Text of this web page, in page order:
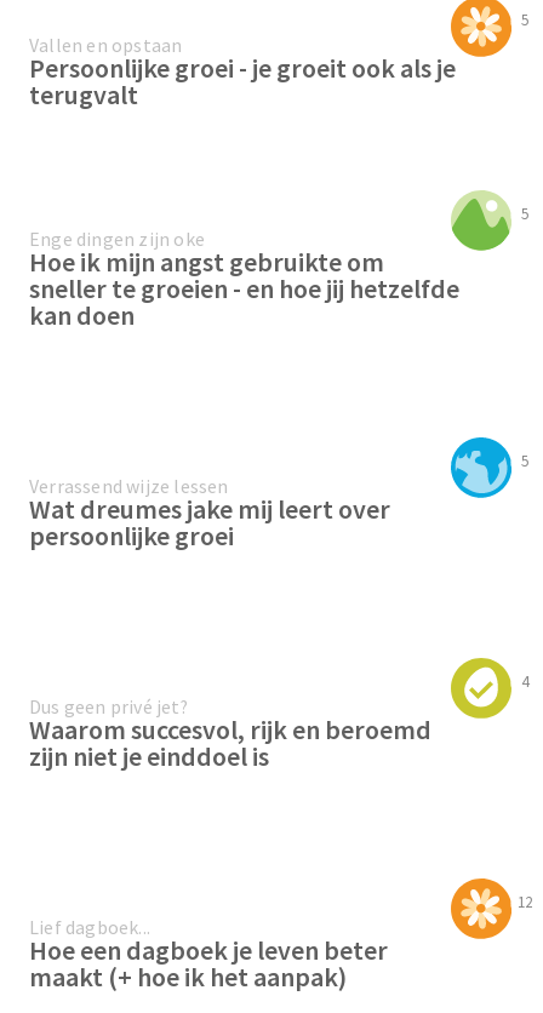
5
Vallen en opstaan
Persoonlijke groei - je groeit ook als je
terugvalt
5
Enge dingen zijn oke
Hoe ik mijn angst gebruikte om
sneller te groeien - en hoe jij hetzelfde
kan doen
5
Verrassend wijze lessen
Wat dreumes jake mij leert over
persoonlijke groei
4
Dus geen privé jet?
Waarom succesvol, rijk en beroemd
zijn niet je einddoel is
12
Lief dagboek...
Hoe een dagboek je leven beter
maakt (+ hoe ik het aanpak)